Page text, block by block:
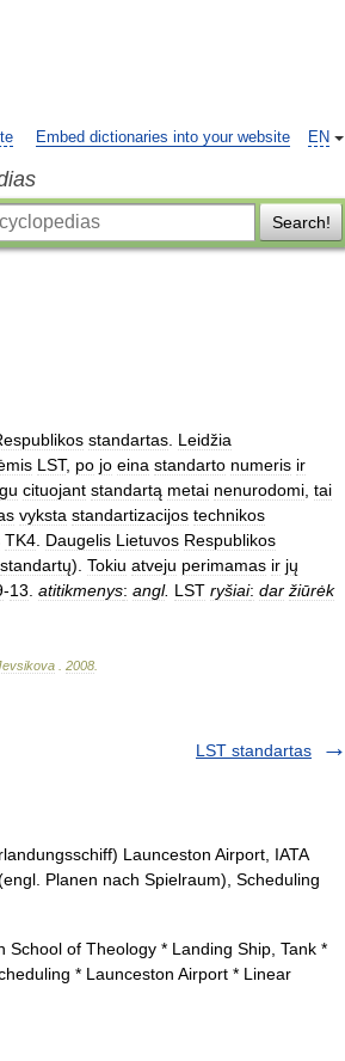
EN
Embed dictionaries into your website
Search!
standartas Leidžia
LST, po jo eina standarto numeris ir
cituojant standartą metai nenurodomi tai
vyksta standartizacijos technikos
TK4 Daugelis Lietuvos Respublikos
standartų). Tokiu atveju perimamas ir jų
-13 atitikmenys: angl. LST ryšiai: dar žiūrėk
2008
LST standartas
Launceston Airport, IATA
Planen nach Spielraum), Scheduling
of Theology * Landing Ship, Tank *
* Launceston Airport * Linear